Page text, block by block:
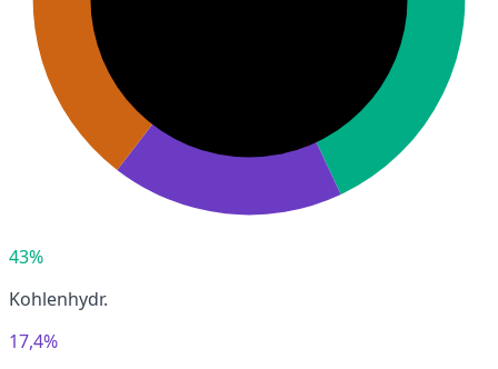
43%
Kohlenhydr.
17,4%